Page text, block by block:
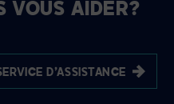
VOUS AIDER?
D'ASSISTANCE